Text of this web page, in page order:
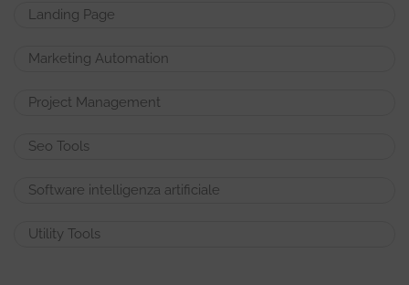
Landing Page
Marketing Automation
Project Management
Seo Tools
Software intelligenza artificiale
Utility Tools